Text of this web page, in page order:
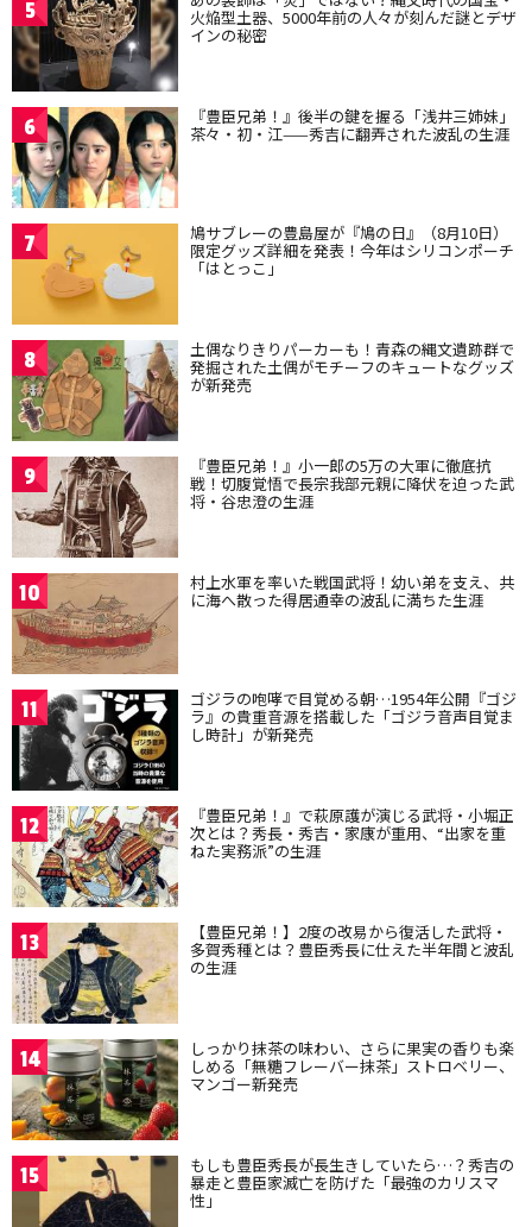
5 火焔型土器、5000年前の人々が刻んだ謎とデザ
インの秘密
6 『豊臣兄弟！』後半の鍵を握る「浅井三姉妹」
茶々・初・江——秀吉に翻弄された波乱の生涯
7 鳩サブレーの豊島屋が『鳩の日』（8月10日）
限定グッズ詳細を発表！今年はシリコンポーチ
「はとっこ」
8 土偶なりきりパーカーも！青森の縄文遺跡群で
発掘された土偶がモチーフのキュートなグッズ
が新発売
9 『豊臣兄弟！』小一郎の5万の大軍に徹底抗
戦！切腹覚悟で長宗我部元親に降伏を迫った武
将・谷忠澄の生涯
10 村上水軍を率いた戦国武将！幼い弟を支え、共
に海へ散った得居通幸の波乱に満ちた生涯
11 ゴジラの咆哮で目覚める朝…1954年公開『ゴジ
ラ』の貴重音源を搭載した「ゴジラ音声目覚ま
し時計」が新発売
12 『豊臣兄弟！』で萩原護が演じる武将・小堀正
次とは？秀長・秀吉・家康が重用、“出家を重
ねた実務派”の生涯
13 【豊臣兄弟！】2度の改易から復活した武将・
多賀秀種とは？豊臣秀長に仕えた半年間と波乱
の生涯
14 しっかり抹茶の味わい、さらに果実の香りも楽
しめる「無糖フレーバー抹茶」ストロベリー、
マンゴー新発売
15 もしも豊臣秀長が長生きしていたら…？秀吉の
暴走と豊臣家滅亡を防げた「最強のカリスマ
性」